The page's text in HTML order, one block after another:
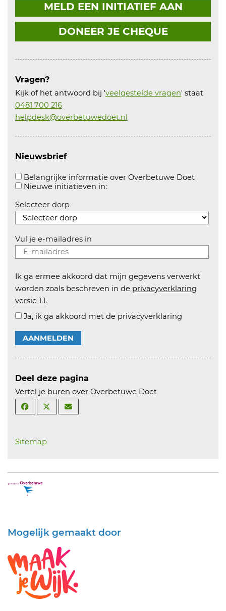
MELD EEN INITIATIEF AAN
DONEER JE CHEQUE
Vragen?
Kijk of het antwoord bij 'veelgestelde vragen' staat
0481 700 216
helpdesk@overbetuwedoet.nl
Nieuwsbrief
Belangrijke informatie over Overbetuwe Doet
Nieuwe initiatieven in:Aanvinken om informatie over
Selecteer dorp
Vul je e-mailadres in
Ik ga ermee akkoord dat mijn gegevens verwerkt
worden zoals beschreven in de privacyverklaring
versie 1.1.
Ja, ik ga akkoord met de privacyverklaring
AANMELDEN
Deel deze pagina
Vertel je buren over Overbetuwe Doet
Sitemap
Mogelijk gemaakt door